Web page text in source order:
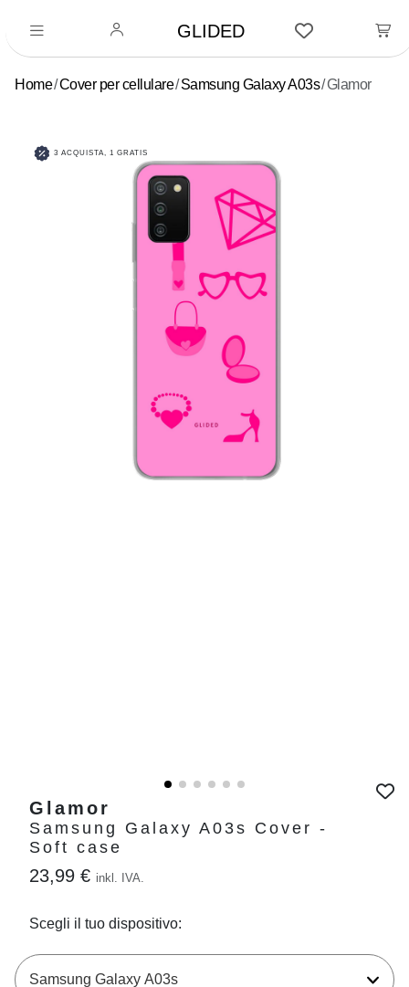
GLIDED
Home Cover per cellulare Samsung Galaxy A03s Glamor
3 ACQUISTA, 1 GRATIS
Glamor
Samsung Galaxy A03s Cover -
Soft case
23,99 € inkl. IVA.
Scegli il tuo dispositivo: